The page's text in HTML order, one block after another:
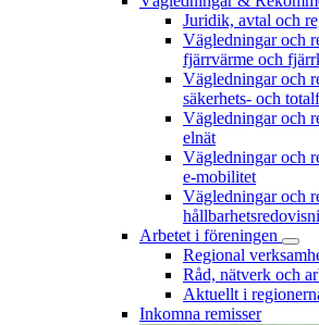
Juridik, avtal och
Vägledningar och
fjärrvärme och
Vägledningar och
säkerhets- och
Vägledningar och
elnät
Vägledningar och
e-mobilitet
Vägledningar och
Arbetet i föreningen
Regional
Råd, nätverk och
Aktuellt i
Inkomna remisser